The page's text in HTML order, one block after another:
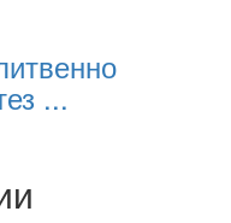
...